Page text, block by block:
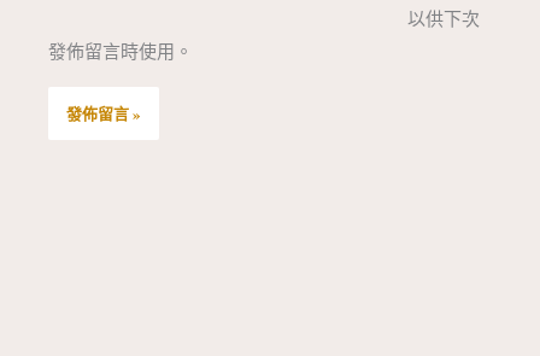
*
址
以供下次
發佈留言時使用。